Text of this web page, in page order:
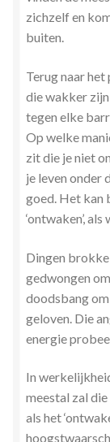
zichzelf en
buiten.
Terug naar
die wakker
tegen elke
Op welke
zit die je niet
je leven onder
goed. Het kan
‘ontwaken’,
Dingen
gedwongen
doodsbang
geloven. Die
energie
In
meestal zal
als het